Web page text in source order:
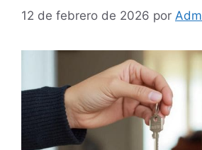
12 de febrero de 2026 por